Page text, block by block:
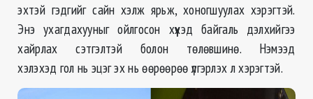
эхтэй гэдгийг сайн хэлж ярьж, хоногшуулах хэрэгтэй.
Энэ ухагдахууныг ойлгосон хүүхэд байгаль дэлхийгээ
хайрлах сэтгэлтэй болон төлөвшинө. Нэмээд
хэлэхэд гол нь эцэг эх нь өөрөөрөө үлгэрлэх л хэрэгтэй.